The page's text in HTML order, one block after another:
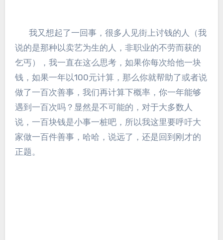
我又想起了一回事，很多人见街上讨钱的人（我
说的是那种以卖艺为生的人，非职业的不劳而获的
乞丐），我一直在这么思考，如果你每次给他一块
钱，如果一年以100元计算，那么你就帮助了或者说
做了一百次善事，我们再计算下概率，你一年能够
遇到一百次吗？显然是不可能的，对于大多数人
说，一百块钱是小事一桩吧，所以我这里要呼吁大
家做一百件善事，哈哈，说远了，还是回到刚才的
正题。